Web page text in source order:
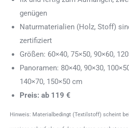
genügen
Naturmaterialien (Holz, Stoff)
zertifiziert
Größen: 60×40, 75×50, 90×60,
Panoramen: 80×40, 90×30,
140×70, 150×50 cm
Preis: ab 119 €
Hinweis: Materialbedingt (Textilstoff) scheint